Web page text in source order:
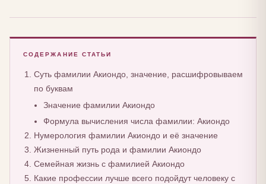
СОДЕРЖАНИЕ СТАТЬИ
Суть фамилии Акиондо, значение, расшифровываем
по буквам
Значение фамилии Акиондо
Формула вычисления числа фамилии: Акиондо
Нумерология фамилии Акиондо и её значение
Жизненный путь рода и фамилии Акиондо
Семейная жизнь с фамилией Акиондо
Какие профессии лучше всего подойдут человеку с